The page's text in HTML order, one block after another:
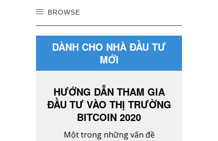
BROWSE
DÀNH CHO NHÀ ĐẦU TƯ
MỚI
HƯỚNG DẪN THAM GIA
ĐẦU TƯ VÀO THỊ TRƯỜNG
BITCOIN 2020
Một trong những vấn đề